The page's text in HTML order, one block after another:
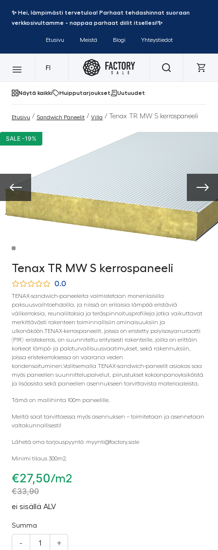
✨ Hei, lämpimästi tervetuloa! Parhaat tehdashinnat suoraan
verkkosivultamme - nappaa parhaat diilit itsellesi!✨
Etusivu Meistä Blogi Yhteystiedot
FI
Näytä kaikki Huipputarjoukset Uutuudet
Etusivu / Sandwich Paneelit / Villa / Tenax TR MW S kerrospaneeli
SALE -19%
Tenax TR MW S kerrospaneeli
0.0
TENAX-sandwich-paneeleita valmistetaan monenlaisilla
paksuusvaihtoehdoilla, ja niissä on erilaisia ​​lämpöä eristäviä
välikerroksia, reunaliitoksia ja teräspinnoitusprofiileja jotka vaikuttavat
merkittävästi rakenteen toiminnallisiin ominaisuuksiin ja
ulkonäköön.TENAX-kerrospaneelit, joissa on eristetty polyisosyanuraatti
(PIR) -eristekerros, on suunniteltu erityisesti rakenteille, joilla on erittäin
korkeat lämpö- ja paloturvallisuusvaatimukset, sekä rakennuksiin,
joissa eristekerroksessa on vaarana veden
kondensoituminen.Valitsemalla TENAX-sandwich-paneelit asiakas saa
myös paneelien suunnittelupalvelut, piirustukset kokoonpanoyksiköistä
ja lisäosista sekä paneelien asennukseen tarvittavista materiaaleista.
Tämä on mallihinta 100m paneelille.
Meiltä saat tarvittaessa myös asennuksen – toimitetaan ja asennetaan
valtakunnallisesti!
Lähetä oma tarjouspyyntö: myynti@factory.sale
Minimi tilaus 300m2.
€27,50/m2
€33,90
ei sisällä ALV
Summa
- +